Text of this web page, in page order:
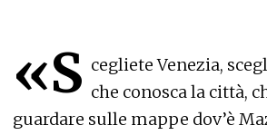
«S cegliete Venezia,
che conosca la città,
guardare sulle mappe dov’è